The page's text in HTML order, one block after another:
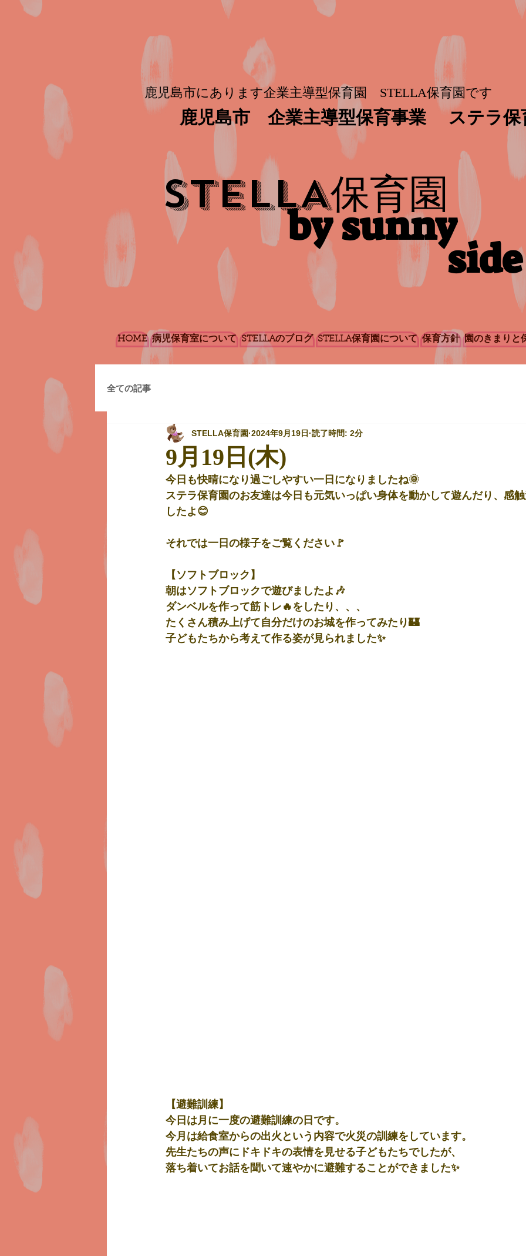
鹿児島市にあります企業主導型保育園 STELLA保育園です
鹿児島市 企業主導型保育事業 ステラ保
STELLA保育園
by sunny
side​
HOME 病児保育室について STELLAのブログ STELLA保育園について 保育方針 園のきまりと
全ての記事
9月19日(木)
STELLA保育園 2024年9月19日 読了時間: 2分
今日も快晴になり過ごしやすい一日になりましたね🌞
ステラ保育園のお友達は今日も元気いっぱい身体を動かして遊んだり、感
したよ😊
それでは一日の様子をご覧ください🚩
【ソフトブロック】
朝はソフトブロックで遊びましたよ🎶
ダンベルを作って筋トレ🔥をしたり、、、
たくさん積み上げて自分だけのお城を作ってみたり🏰
子どもたちから考えて作る姿が見られました✨
【避難訓練】
今日は月に一度の避難訓練の日です。
今月は給食室からの出火という内容で火災の訓練をしています。
先生たちの声にドキドキの表情を見せる子どもたちでしたが、
落ち着いてお話を聞いて速やかに避難することができました✨